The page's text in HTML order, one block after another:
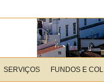
SERVIÇOS FUNDOS E